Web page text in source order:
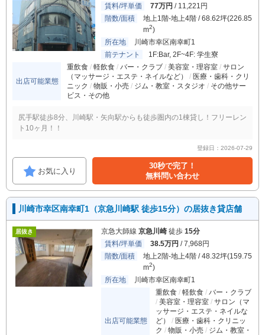
賃料/坪単価
77万円 / 11,221円
階数/面積
地上1階-地上4階 / 68.62坪(226.85
m2)
所在地
川崎市幸区南幸町1
前テナント
1F:Bar, 2F~4F: 学生寮
出店可能業態
重飲食 軽飲食 バー・クラブ 美容室・理容室
サロン
（マッサージ・エステ・ネイルなど）
医療・歯科・クリ
ニック
物販・小売 ジム・教室・スタジオ
その他サー
ビス・その他
尻手駅徒歩8分、川崎駅・矢向駅からも徒歩圏内の1棟貸し！フリーレン
ト10ヶ月！！
登録日：2026-07-29
お気に入り
30秒で完了！
無料問い合わせ
川崎市幸区南幸町1（京急川崎駅 徒歩15分）の居抜き貸店舗
居抜き 京急大師線 京急川崎 徒歩 15分
賃料/坪単価
38.5万円 / 7,968円
階数/面積
地上2階-地上4階 / 48.32坪(159.75
m2)
所在地
川崎市幸区南幸町1
出店可能業態
重飲食 軽飲食
バー・クラブ
美容室・理容室
サロン（マ
ッサージ・エステ・ネイルな
ど）
医療・歯科・クリニッ
ク
物販・小売
ジム・教室・